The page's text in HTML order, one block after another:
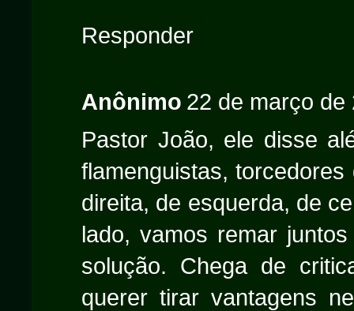
Responder
Anônimo 22 de março de
Pastor João, ele disse
flamenguistas,
direita, de esquerda, de
lado, vamos remar
solução. Chega de
querer tirar vantagens